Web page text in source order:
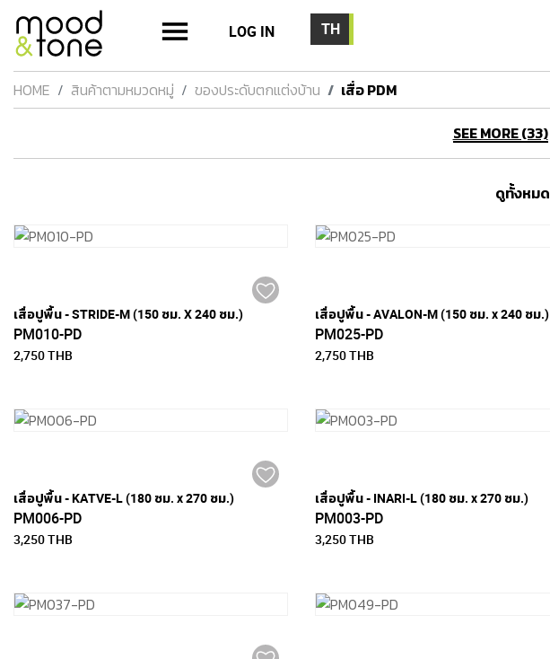
LOG IN
HOME สินค้าตามหมวดหมู่ ของประดับตกแต่งบ้าน เสื่อ PDM
SEE MORE (33)
ดูทั้งหมด
เสื่อปูพื้น - STRIDE-M (150 ซม. X 240 ซม.)
PM010-PD
2,750 THB
เสื่อปูพื้น - AVALON-M (150 ซม. x 240 ซม.)
PM025-PD
2,750 THB
เสื่อปูพื้น - KATVE-L (180 ซม. x 270 ซม.)
PM006-PD
3,250 THB
เสื่อปูพื้น - INARI-L (180 ซม. x 270 ซม.)
PM003-PD
3,250 THB